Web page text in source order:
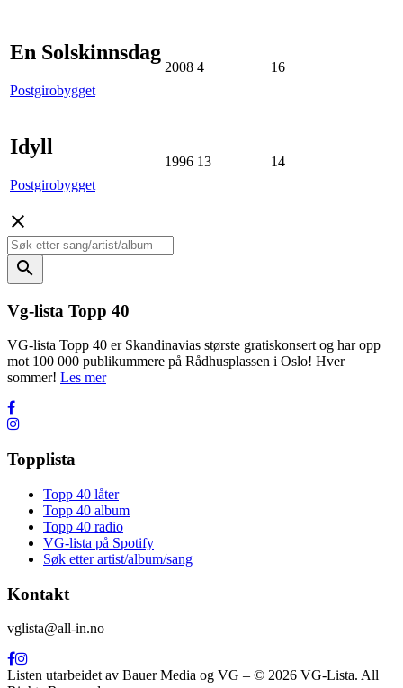
En Solskinnsdag
Postgirobygget
2008 4 16
Idyll
Postgirobygget
1996 13 14
close
search
Vg-lista Topp 40
VG-lista Topp 40 er Skandinavias største gratiskonsert og har opp
mot 100 000 publikummere på Rådhusplassen i Oslo! Hver
sommer! Les mer
Topplista
Topp 40 låter
Topp 40 album
Topp 40 radio
VG-lista på Spotify
Søk etter artist/album/sang
Kontakt
vglista@all-in.no
Listen utarbeidet av Bauer Media og VG – © 2026 VG-Lista. All